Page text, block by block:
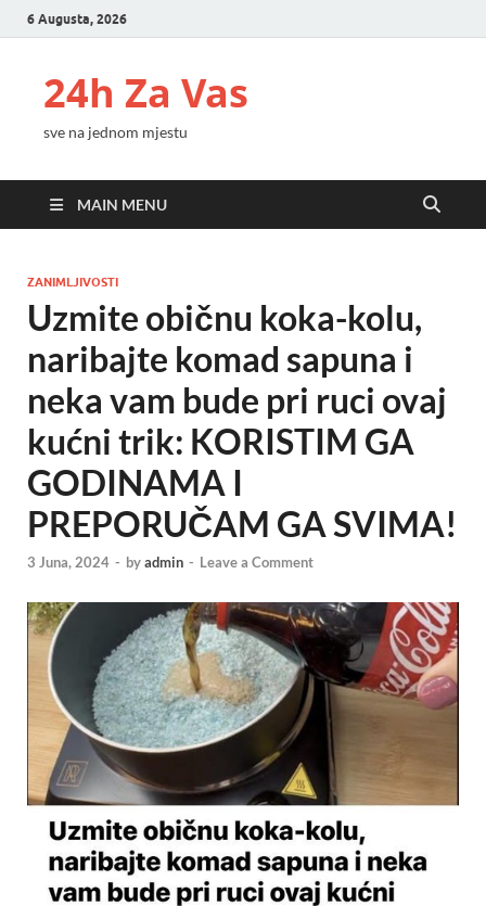
6 Augusta, 2026
24h Za Vas
sve na jednom mjestu
MAIN MENU
ZANIMLJIVOSTI
Uzmite običnu koka-kolu,
naribajte komad sapuna i
neka vam bude pri ruci ovaj
kućni trik: KORISTIM GA
GODINAMA I
PREPORUČAM GA SVIMA!
3 Juna, 2024 - byadmin - Leave a Comment